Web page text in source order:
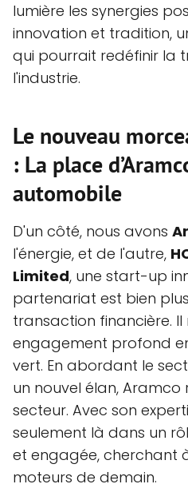
lumière les synergies
innovation et tradition,
qui pourrait redéfinir la
l'industrie.
Le nouveau
: La place
automobile
D'un côté, nous avons
l'énergie, et de l'autre,
Limited, une start-up
partenariat est bien
transaction financière. Il
engagement profond
vert. En abordant le
un nouvel élan,
secteur. Avec son
seulement là dans un
et engagée, cherchant
moteurs de demain.